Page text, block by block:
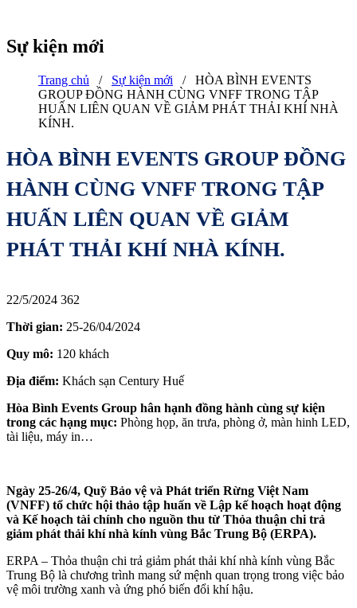
Sự kiện mới
Trang chủ / Sự kiện mới / HÒA BÌNH EVENTS
GROUP ĐỒNG HÀNH CÙNG VNFF TRONG TẬP
HUẤN LIÊN QUAN VỀ GIẢM PHÁT THẢI KHÍ NHÀ
KÍNH.
HÒA BÌNH EVENTS GROUP ĐỒNG
HÀNH CÙNG VNFF TRONG TẬP
HUẤN LIÊN QUAN VỀ GIẢM
PHÁT THẢI KHÍ NHÀ KÍNH.
22/5/2024 362
Thời gian: 25-26/04/2024
Quy mô: 120 khách
Địa điểm: Khách sạn Century Huế
Hòa Bình Events Group hân hạnh đồng hành cùng sự kiện
trong các hạng mục: Phòng họp, ăn trưa, phòng ở, màn hinh LED,
tài liệu, máy in…
Ngày 25-26/4, Quỹ Bảo vệ và Phát triển Rừng Việt Nam
(VNFF) tổ chức hội thảo tập huấn về Lập kế hoạch hoạt động
và Kế hoạch tài chính cho nguồn thu từ Thỏa thuận chi trả
giảm phát thải khí nhà kính vùng Bắc Trung Bộ (ERPA).
ERPA – Thỏa thuận chi trả giảm phát thải khí nhà kính vùng Bắc
Trung Bộ là chương trình mang sứ mệnh quan trọng trong việc bảo
vệ môi trường xanh và ứng phó biến đổi khí hậu.